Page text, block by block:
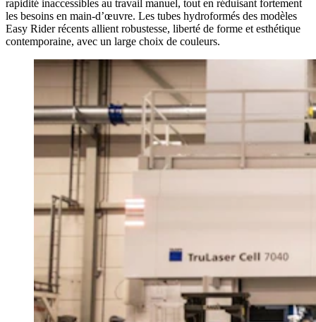
rapidité inaccessibles au travail manuel, tout en réduisant fortement
les besoins en main-d’œuvre. Les tubes hydroformés des modèles
Easy Rider récents allient robustesse, liberté de forme et esthétique
contemporaine, avec un large choix de couleurs.